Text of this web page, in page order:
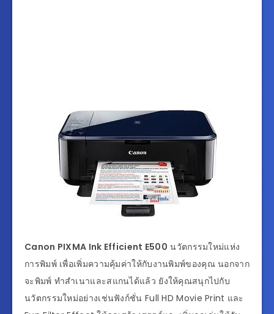
Canon PIXMA Ink Efficient E500 นวัตกรรมใหม่แห่ง
การพิมพ์ เพื่อเพิ่มความคุ้มค่าให้กับงานพิมพ์ของคุณ นอกจาก
จะพิมพ์ ทำสำเนาและสแกนได้แล้ว ยังให้คุณสนุกไปกับ
นวัตกรรมใหม่อย่างเช่นฟังก์ชั่น Full HD Movie Print และ